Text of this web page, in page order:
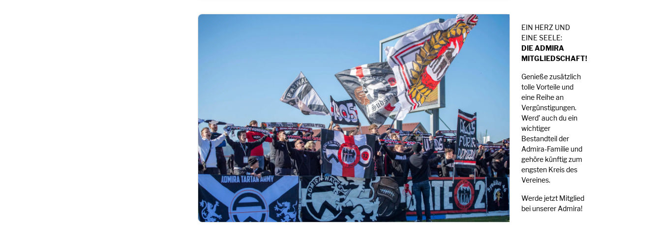
EIN HERZ UND
EINE SEELE:
DIE ADMIRA
MITGLIEDSCHAFT!
Genieße zusätzlich
tolle Vorteile und
eine Reihe an
Vergünstigungen.
Werd’ auch du ein
wichtiger
Bestandteil der
Admira-Familie und
gehöre künftig zum
engsten Kreis des
Vereines.
Werde jetzt Mitglied
bei unserer Admira!